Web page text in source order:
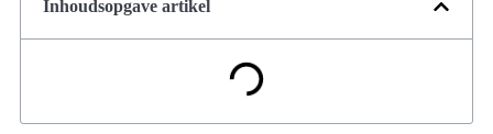
Inhoudsopgave artikel